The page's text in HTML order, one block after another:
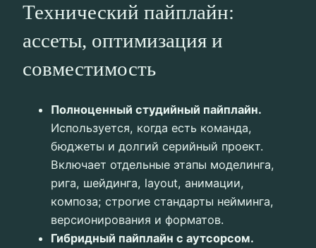
Технический пайплайн:
ассеты, оптимизация и
совместимость
Полноценный студийный пайплайн.
Используется, когда есть команда,
бюджеты и долгий серийный проект.
Включает отдельные этапы моделинга,
рига, шейдинга, layout, анимации,
композа; строгие стандарты нейминга,
версионирования и форматов.
Гибридный пайплайн с аутсорсом.